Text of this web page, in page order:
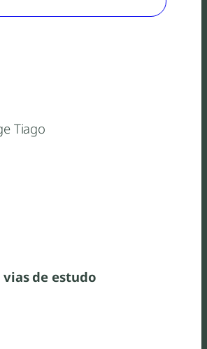
Tiago
vias de estudo